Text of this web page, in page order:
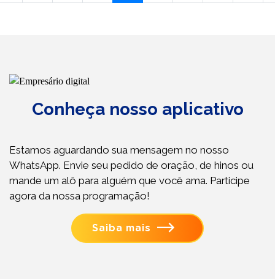
Conheça nosso aplicativo
Estamos aguardando sua mensagem no nosso
WhatsApp. Envie seu pedido de oração, de hinos ou
mande um alô para alguém que você ama. Participe
agora da nossa programação!
Saiba mais